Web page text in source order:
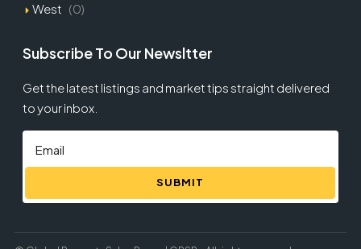
West (0)
Subscribe To Our Newsltter
Get the latest listings and market tips straight delivered
to your inbox.
SUBMIT